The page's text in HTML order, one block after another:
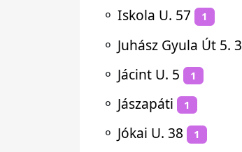
⚬ Iskola U. 57 1
⚬ Juhász Gyula Út 5. 3
⚬ Jácint U. 5 1
⚬ Jászapáti 1
⚬ Jókai U. 38 1